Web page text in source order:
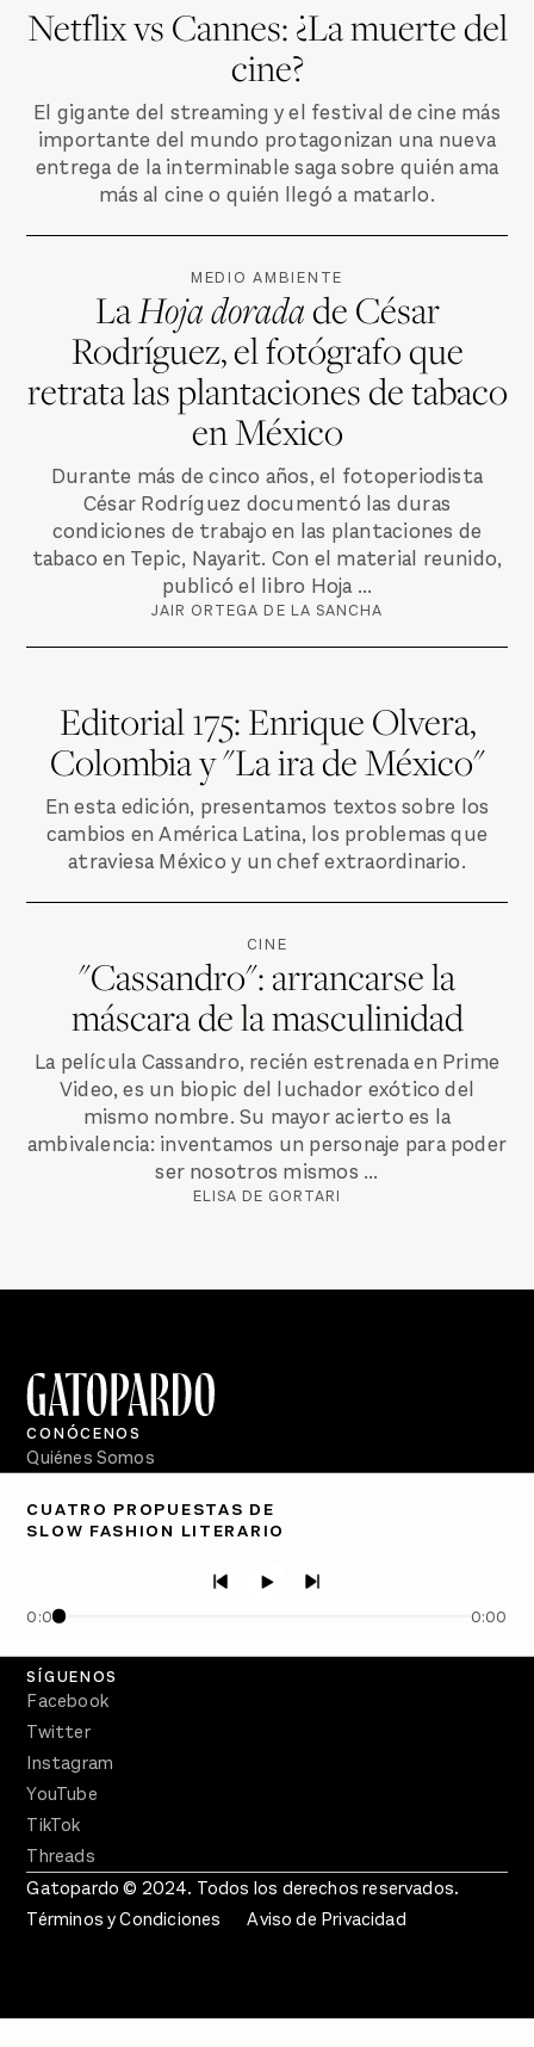
Netflix vs Cannes: ¿La muerte del
cine?
El gigante del streaming y el festival de cine más
importante del mundo protagonizan una nueva
entrega de la interminable saga sobre quién ama
más al cine o quién llegó a matarlo.
MEDIO AMBIENTE
LaHoja doradade César
Rodríguez, el fotógrafo que
retrata las plantaciones de tabaco
en México
Durante más de cinco años, el fotoperiodista
César Rodríguez documentó las duras
condiciones de trabajo en las plantaciones de
tabaco en Tepic, Nayarit. Con el material reunido,
publicó el libro Hoja ...
JAIR ORTEGA DE LA SANCHA
Editorial 175: Enrique Olvera,
Colombia y "La ira de México"
En esta edición, presentamos textos sobre los
cambios en América Latina, los problemas que
atraviesa México y un chef extraordinario.
CINE
"Cassandro": arrancarse la
máscara de la masculinidad
La película Cassandro, recién estrenada en Prime
Video, es un biopic del luchador exótico del
mismo nombre. Su mayor acierto es la
ambivalencia: inventamos un personaje para poder
ser nosotros mismos ...
ELISA DE GORTARI
CUATRO PROPUESTAS DE
SLOW FASHION LITERARIO
0:00 0:00
CONÓCENOS
Quiénes Somos
PÓDCASTS
Crecer en Distopía
SÍGUENOS
Facebook
Twitter
Instagram
YouTube
TikTok
Threads
Gatopardo © 2024. Todos los derechos reservados.
Términos y Condiciones
Aviso de Privacidad